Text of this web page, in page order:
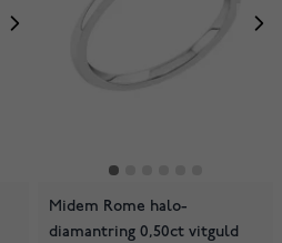
Midem Rome halo-
diamantring 0,50ct vitguld